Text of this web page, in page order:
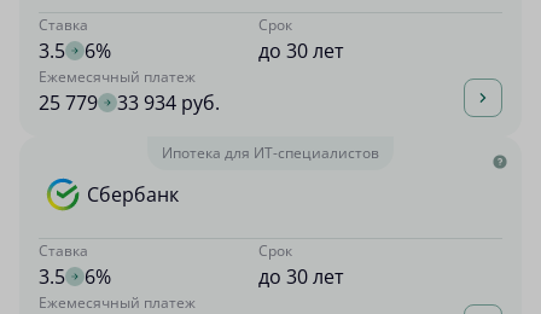
Ставка
3.5 6%
Срок
до 30 лет
Ежемесячный платеж
25 779 33 934 руб.
Ипотека для ИТ-специалистов
Сбербанк
Ставка
3.5 6%
Срок
до 30 лет
Ежемесячный платеж